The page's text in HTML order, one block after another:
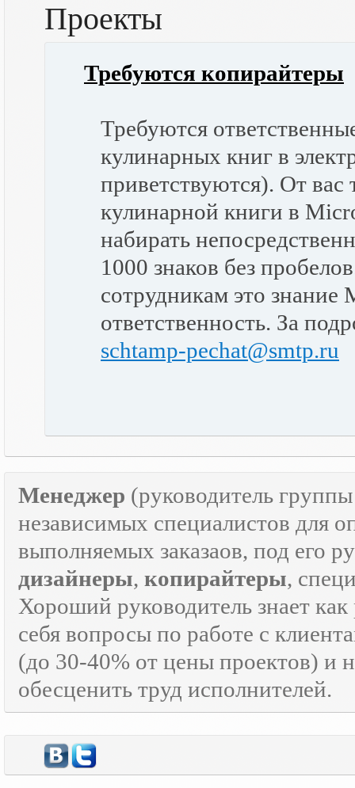
Проекты
Требуются копирайтеры
Требуются
кулинарных книг в
приветствуются). От вас
кулинарной книги в
набирать
1000 знаков без
сотрудникам это знание
ответственность. За
schtamp-pechat@smtp.ru
Менеджер (руководитель
независимых специалистов для
выполняемых заказаов, под его
дизайнеры, копирайтеры,
Хороший руководитель знает
себя вопросы по работе с
(до 30-40% от цены проектов) и
обесценить труд исполнителей.